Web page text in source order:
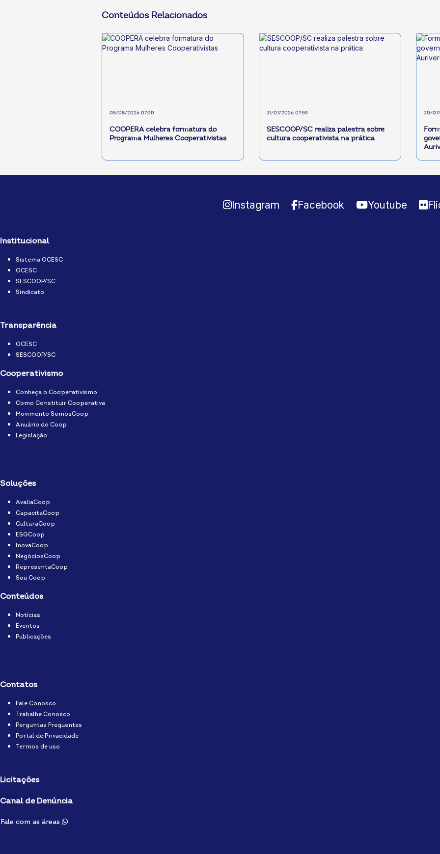
Conteúdos Relacionados
05/08/2026 07:30
COOPERA celebra formatura do
Programa Mulheres Cooperativistas
31/07/2026 07:59
SESCOOP/SC realiza palestra sobre
cultura cooperativista na prática
30/
Instagram Facebook Youtube
Institucional
Sistema OCESC
OCESC
SESCOOP/SC
Sindicato
Transparência
OCESC
SESCOOP/SC
Cooperativismo
Conheça o Cooperativismo
Como Constituir Cooperativa
Movimento SomosCoop
Anuário do Coop
Legislação
Soluções
AvaliaCoop
CapacitaCoop
CulturaCoop
ESGCoop
InovaCoop
NegóciosCoop
RepresentaCoop
Sou Coop
Conteúdos
Notícias
Eventos
Publicações
Contatos
Fale Conosco
Trabalhe Conosco
Perguntas Frequentes
Portal de Privacidade
Termos de uso
Licitações
Canal de Denúncia
Fale com as áreas